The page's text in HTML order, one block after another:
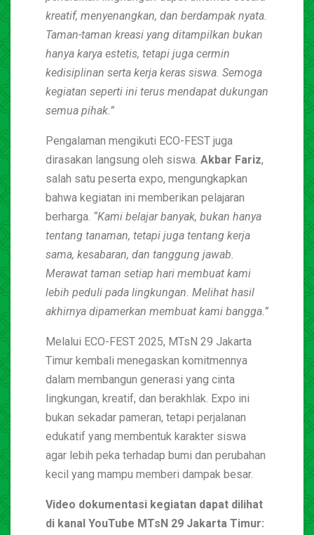
kreatif, menyenangkan, dan berdampak nyata.
Taman-taman kreasi yang ditampilkan bukan
hanya karya estetis, tetapi juga cermin
kedisiplinan serta kerja keras siswa. Semoga
kegiatan seperti ini terus mendapat dukungan
semua pihak.”
Pengalaman mengikuti ECO-FEST juga
dirasakan langsung oleh siswa. Akbar Fariz,
salah satu peserta expo, mengungkapkan
bahwa kegiatan ini memberikan pelajaran
berharga. “Kami belajar banyak, bukan hanya
tentang tanaman, tetapi juga tentang kerja
sama, kesabaran, dan tanggung jawab.
Merawat taman setiap hari membuat kami
lebih peduli pada lingkungan. Melihat hasil
akhirnya dipamerkan membuat kami bangga.”
Melalui ECO-FEST 2025, MTsN 29 Jakarta
Timur kembali menegaskan komitmennya
dalam membangun generasi yang cinta
lingkungan, kreatif, dan berakhlak. Expo ini
bukan sekadar pameran, tetapi perjalanan
edukatif yang membentuk karakter siswa
agar lebih peka terhadap bumi dan perubahan
kecil yang mampu memberi dampak besar.
Video dokumentasi kegiatan dapat dilihat
di kanal YouTube MTsN 29 Jakarta Timur: